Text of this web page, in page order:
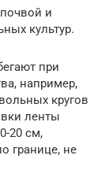
и
культур.
при
например,
кругов
ленты
20 см,
границе, не